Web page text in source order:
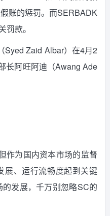
账的惩罚。而SERBADK
款。
Syed Zaid Albar）在4月2
长阿旺阿迪（Awang Ade
作为国内资本市场的监督
展、运行流畅度起到关键
发展，千万别忽略SC的